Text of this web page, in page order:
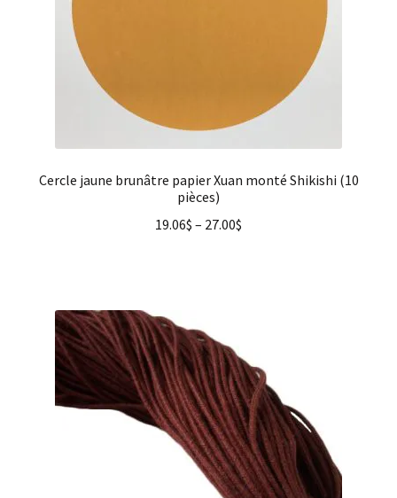
Cercle jaune brunâtre papier Xuan monté Shikishi (10
pièces)
19.06$ – 27.00$